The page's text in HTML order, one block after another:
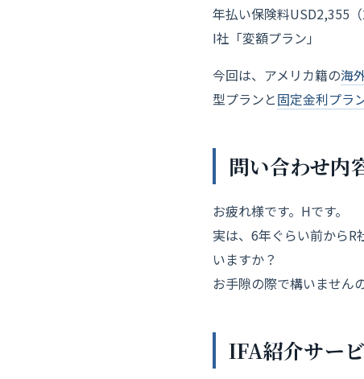
年払い保険料USD2,355
I社「変額プラン」
今回は、アメリカ籍の海
型プランと固定金利プラ
問い合わせ内
お疲れ様です。Hです。
実は、6年ぐらい前から
いますか？
お手隙の際で構いません
IFA紹介サー